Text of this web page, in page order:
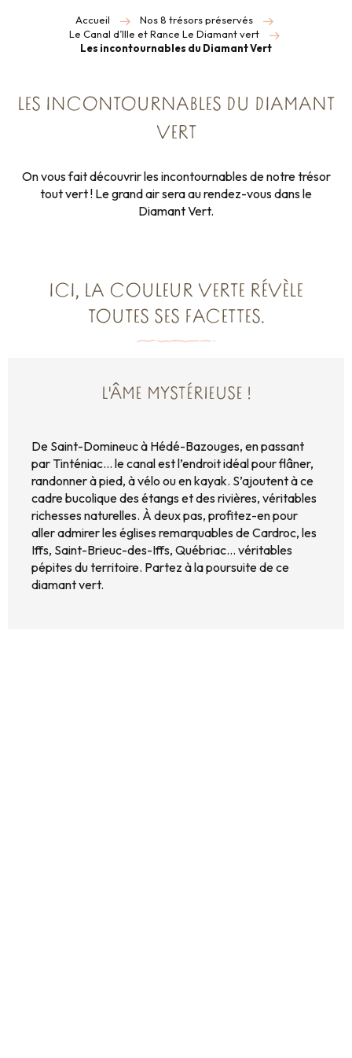
Accueil
Nos 8 trésors préservés
Le Canal d’Ille et Rance Le Diamant vert
Les incontournables du Diamant Vert
LES INCONTOURNABLES DU DIAMANT
VERT
On vous fait découvrir les incontournables de notre trésor
tout vert ! Le grand air sera au rendez-vous dans le
Diamant Vert.
ICI, LA COULEUR VERTE RÉVÈLE
TOUTES SES FACETTES.
L'ÂME MYSTÉRIEUSE !
De Saint-Domineuc à Hédé-Bazouges, en passant
par Tinténiac… le canal est l’endroit idéal pour flâner,
randonner à pied, à vélo ou en kayak. S’ajoutent à ce
cadre bucolique des étangs et des rivières, véritables
richesses naturelles. À deux pas, profitez-en pour
aller admirer les églises remarquables de Cardroc, les
Iffs, Saint-Brieuc-des-Iffs, Québriac… véritables
pépites du territoire. Partez à la poursuite de ce
diamant vert.